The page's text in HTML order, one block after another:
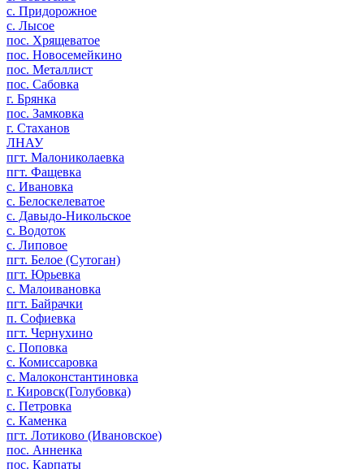
с. Придорожное
с. Лысое
пос. Хрящеватое
пос. Новосемейкино
пос. Металлист
пос. Сабовка
г. Брянка
пос. Замковка
г. Стаханов
ЛНАУ
пгт. Малониколаевка
пгт. Фащевка
с. Ивановка
с. Белоскелеватое
с. Давыдо-Никольское
с. Водоток
с. Липовое
пгт. Белое (Сутоган)
пгт. Юрьевка
с. Малоивановка
пгт. Байрачки
п. Софиевка
пгт. Чернухино
с. Поповка
с. Комиссаровка
с. Малоконстантиновка
г. Кировск(Голубовка)
с. Петровка
с. Каменка
пгт. Лотиково (Ивановское)
пос. Анненка
пос. Карпаты